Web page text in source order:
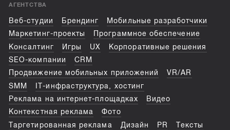
АГЕНТСТВА
Веб-студии Брендинг
Мобильные разработчики
Маркетинг-проекты
Программное обеспечение
Консалтинг
Игры UX
Корпоративные решения
SEO-компании
CRM
Продвижение мобильных приложений
VR/AR
SMM
IT-инфраструктура, хостинг
Реклама на интернет-площадках
Видео
Контекстная реклама
Фото
Таргетированная реклама
Дизайн PR
Тексты